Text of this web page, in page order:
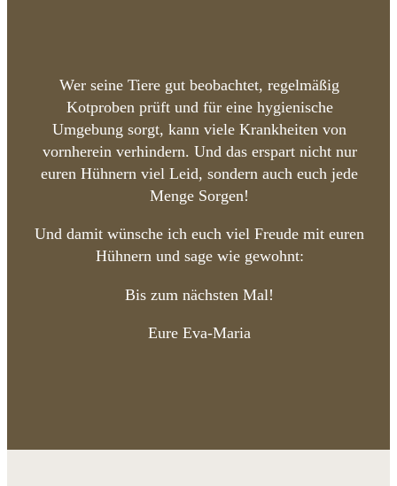
Wer seine Tiere gut beobachtet, regelmäßig
Kotproben prüft und für eine hygienische
Umgebung sorgt, kann viele Krankheiten von
vornherein verhindern. Und das erspart nicht nur
euren Hühnern viel Leid, sondern auch euch jede
Menge Sorgen!
Und damit wünsche ich euch viel Freude mit euren
Hühnern und sage wie gewohnt:
Bis zum nächsten Mal!
Eure Eva-Maria